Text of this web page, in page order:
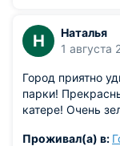
Н
Наталья
1 августа
Город приятно
парки!
катере! Очень
Проживал(а) в: